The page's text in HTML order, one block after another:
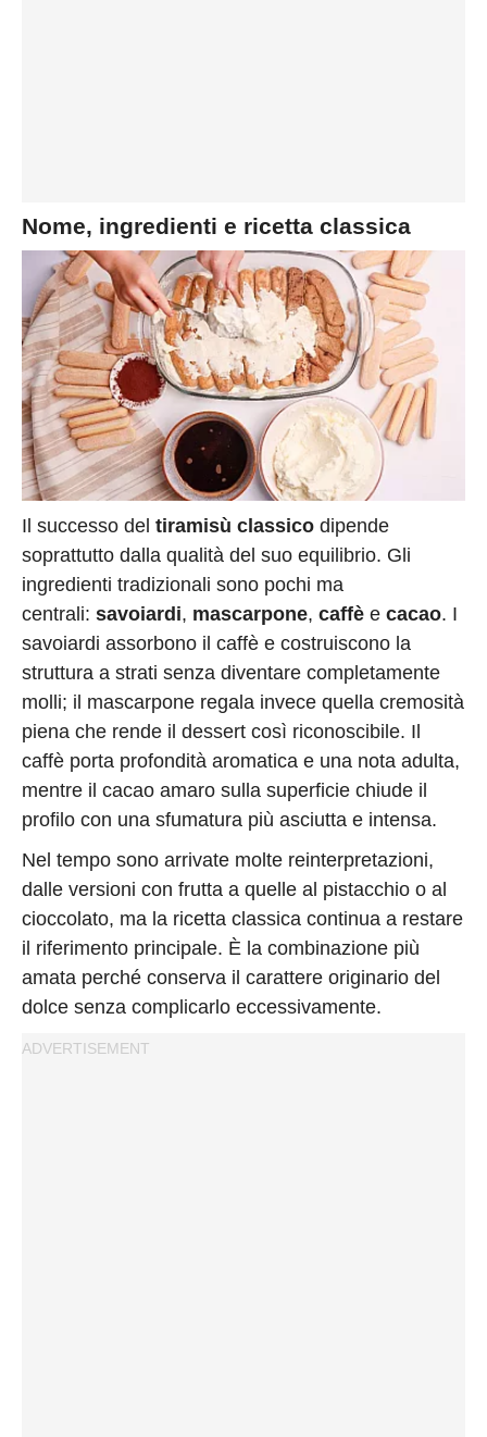
Nome, ingredienti e ricetta classica
Il successo del tiramisù classico dipende
soprattutto dalla qualità del suo equilibrio. Gli
ingredienti tradizionali sono pochi ma
centrali: savoiardi, mascarpone, caffè e cacao. I
savoiardi assorbono il caffè e costruiscono la
struttura a strati senza diventare completamente
molli; il mascarpone regala invece quella cremosità
piena che rende il dessert così riconoscibile. Il
caffè porta profondità aromatica e una nota adulta,
mentre il cacao amaro sulla superficie chiude il
profilo con una sfumatura più asciutta e intensa.
Nel tempo sono arrivate molte reinterpretazioni,
dalle versioni con frutta a quelle al pistacchio o al
cioccolato, ma la ricetta classica continua a restare
il riferimento principale. È la combinazione più
amata perché conserva il carattere originario del
dolce senza complicarlo eccessivamente.